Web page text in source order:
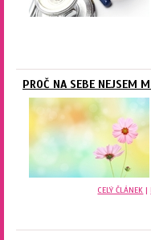
PROČ NA SEBE NEJSEM
CELÝ ČLÁNEK |